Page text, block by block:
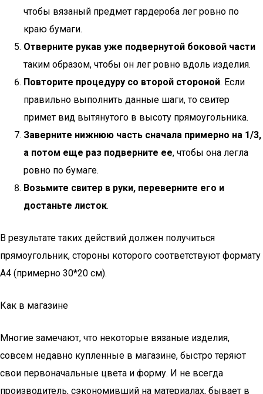
чтобы вязаный предмет гардероба лег ровно по
краю бумаги.
Отверните рукав уже подвернутой боковой части
таким образом, чтобы он лег ровно вдоль изделия.
Повторите процедуру со второй стороной. Если
правильно выполнить данные шаги, то свитер
примет вид вытянутого в высоту прямоугольника.
Заверните нижнюю часть сначала примерно на 1/3,
а потом еще раз подверните ее, чтобы она легла
ровно по бумаге.
Возьмите свитер в руки, переверните его и
достаньте листок.
В результате таких действий должен получиться
прямоугольник, стороны которого соответствуют формату
А4 (примерно 30*20 см).
Как в магазине
Многие замечают, что некоторые вязаные изделия,
совсем недавно купленные в магазине, быстро теряют
свои первоначальные цвета и форму. И не всегда
производитель, сэкономивший на материалах, бывает в